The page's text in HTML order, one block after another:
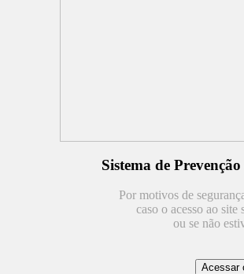
Sistema de
Por motivos de
caso o acesso ao
ou se não